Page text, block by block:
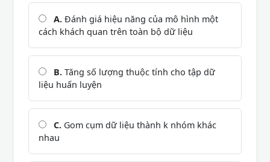
A. Đánh giá hiệu năng của mô hình một
cách khách quan trên toàn bộ dữ liệu
B. Tăng số lượng thuộc tính cho tập dữ
liệu huấn luyện
C. Gom cụm dữ liệu thành k nhóm khác
nhau